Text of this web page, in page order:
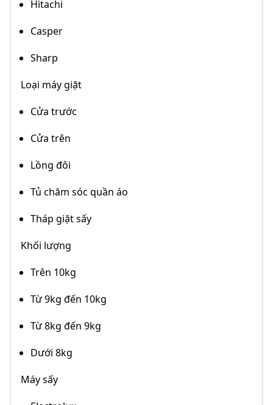
Hitachi
Casper
Sharp
Loại máy giặt
Cửa trước
Cửa trên
Lồng đôi
Tủ chăm sóc quần áo
Tháp giặt sấy
Khối lượng
Trên 10kg
Từ 9kg đến 10kg
Từ 8kg đến 9kg
Dưới 8kg
Máy sấy